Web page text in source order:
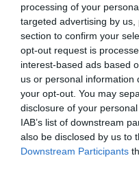
processing of your
targeted advertising by
section to confirm your
opt-out request is
interest-based ads based
us or personal information
your opt-out. You may
disclosure of your
IAB’s list of downstream
also be disclosed by us to
Downstream Participants
CAMP.
PLACARD
2ª
DIVISÃO